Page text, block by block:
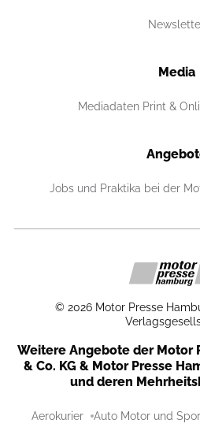
Media
Mediadaten Print &
Jobs und Praktika bei der
© 2026 Motor Presse
Weitere Angebote der Motor
& Co. KG & Motor Presse
und deren
Aerokurier Auto Motor und